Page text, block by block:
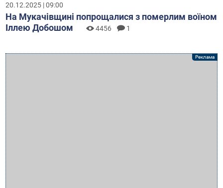
20.12.2025 | 09:00
На Мукачівщині попрощалися з померлим воїном
Іллею Добошом
4456 1